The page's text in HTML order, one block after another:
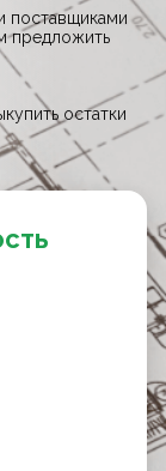
поставщиками
предложить
остатки